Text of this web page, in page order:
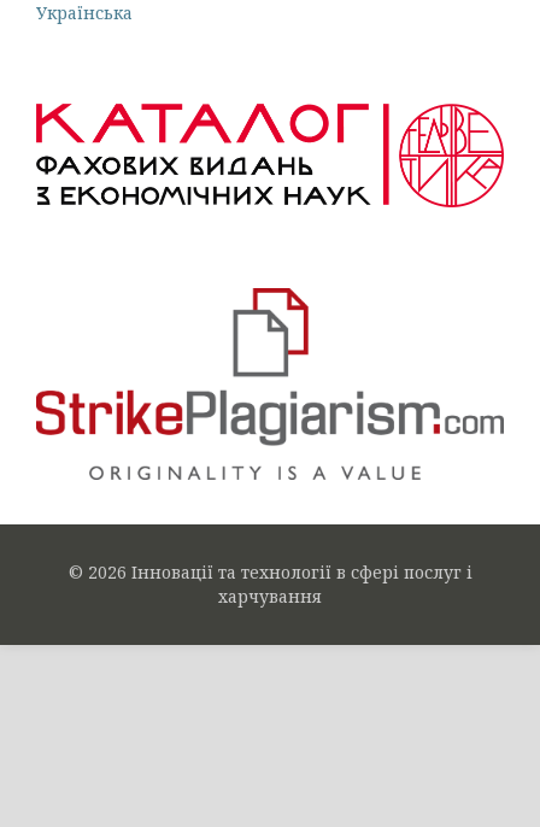
Українська
© 2026 Інновації та технології в сфері послуг і
харчування